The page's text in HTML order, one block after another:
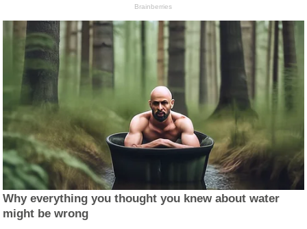
Brainberries
Why everything you thought you knew about water
might be wrong